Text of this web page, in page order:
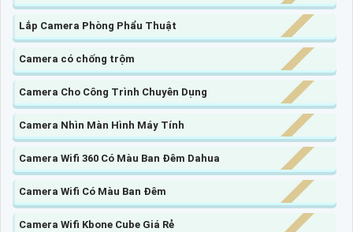
Lắp Camera Phòng Phẩu Thuật
Camera có chống trộm
Camera Cho Công Trình Chuyên Dụng
Camera Nhìn Màn Hình Máy Tính
Camera Wifi 360 Có Màu Ban Đêm Dahua
Camera Wifi Có Màu Ban Đêm
Camera Wifi Kbone Cube Giá Rẻ